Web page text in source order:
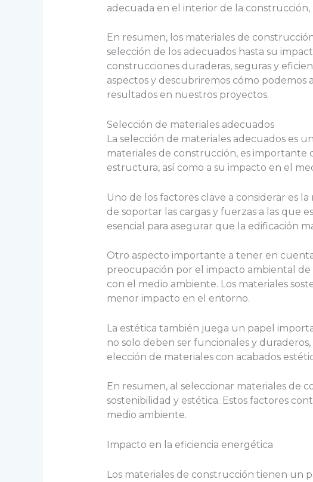
adecuada en el interior de la
En resumen, los materiales de
selección de los adecuados hasta su
construcciones duraderas, seguras y
aspectos y descubriremos cómo
resultados en nuestros proyectos.
Selección de materiales adecuados
La selección de materiales adecuados es
materiales de construcción, es importante
estructura, así como a su impacto en el
Uno de los factores clave a considerar es
de soportar las cargas y fuerzas a las que
esencial para asegurar que la edificación
Otro aspecto importante a tener en
preocupación por el impacto ambiental
con el medio ambiente. Los materiales
menor impacto en el entorno.
La estética también juega un papel
no solo deben ser funcionales y
elección de materiales con acabados
En resumen, al seleccionar materiales de
sostenibilidad y estética. Estos factores
medio ambiente.
Impacto en la eficiencia energética
Los materiales de construcción tienen un